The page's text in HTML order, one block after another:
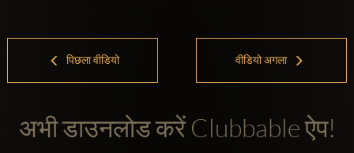
पिछला वीडियो वीडियो अगला
अभी डाउनलोड करें Clubbable ऐप!